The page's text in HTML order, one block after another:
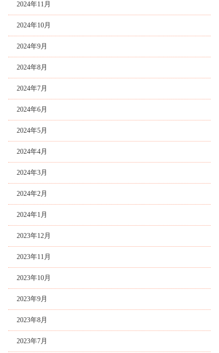
2024年11月
2024年10月
2024年9月
2024年8月
2024年7月
2024年6月
2024年5月
2024年4月
2024年3月
2024年2月
2024年1月
2023年12月
2023年11月
2023年10月
2023年9月
2023年8月
2023年7月